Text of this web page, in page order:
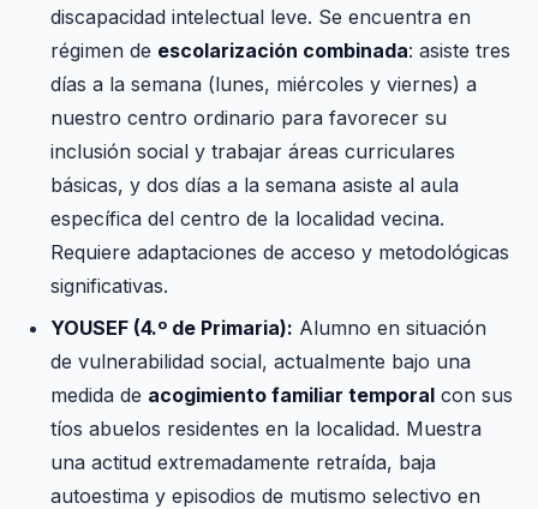
discapacidad intelectual leve. Se encuentra en
régimen de escolarización combinada: asiste tres
días a la semana (lunes, miércoles y viernes) a
nuestro centro ordinario para favorecer su
inclusión social y trabajar áreas curriculares
básicas, y dos días a la semana asiste al aula
específica del centro de la localidad vecina.
Requiere adaptaciones de acceso y metodológicas
significativas.
YOUSEF (4.º de Primaria): Alumno en situación
de vulnerabilidad social, actualmente bajo una
medida de acogimiento familiar temporal con sus
tíos abuelos residentes en la localidad. Muestra
una actitud extremadamente retraída, baja
autoestima y episodios de mutismo selectivo en